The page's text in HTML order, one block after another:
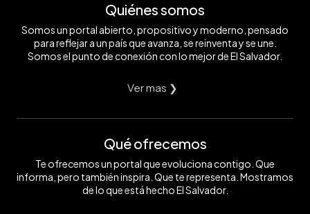
Quiénes somos
Somos un portal abierto, propositivo y moderno, pensado
para reflejar a un país que avanza, se reinventa y se une.
Somos el punto de conexión con lo mejor de El Salvador.
Ver mas ❯
Qué ofrecemos
Te ofrecemos un portal que evoluciona contigo. Que
informa, pero también inspira. Que te representa. Mostramos
de lo que está hecho El Salvador.